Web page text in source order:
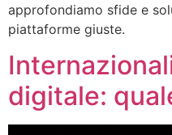
approfondiamo sfide e
piattaforme giuste.
digitale: